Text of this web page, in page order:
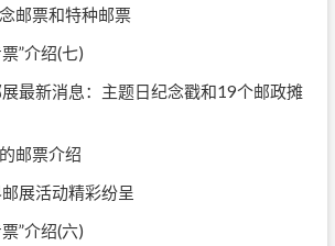
邮票和特种邮票
”介绍(七)
最新消息：主题日纪念戳和19个邮政摊
邮票介绍
展活动精彩纷呈
”介绍(六)